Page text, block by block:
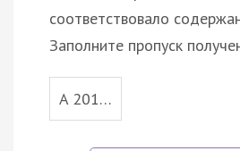
соответствовало
Заполните пропуск
A 201…